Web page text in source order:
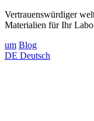
Vertrauenswürdiger
Materialien für Ihr
um Blog
DE Deutsch